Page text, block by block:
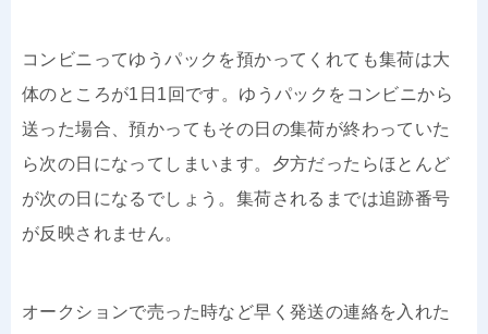
コンビニってゆうパックを預かってくれても集荷は大
体のところが1日1回です。ゆうパックをコンビニから
送った場合、預かってもその日の集荷が終わっていた
ら次の日になってしまいます。夕方だったらほとんど
が次の日になるでしょう。集荷されるまでは追跡番号
が反映されません。
オークションで売った時など早く発送の連絡を入れた